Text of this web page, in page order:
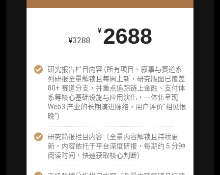
¥3288
¥ 2688
研究报告栏目内容 (所有项目、叙事与赛道系
列研报全量解锁且每周上新，研究版图已覆盖
80+ 赛道分支，并重点追踪链上金融、支付体
系等核心基础设施与应用演化，一体化呈现
Web3 产业的长期演进脉络，用户评价“相见恨
晚”)
研究简报栏目内容（全量内容解锁且持续更
新，内容依托于平台深度研报，每期约 5 分钟
阅读时间，快速获取核心判断）
26800
服)
机构增强研究包（在每期研报基础上，进一步
提供一页纸格局图、机构视角附录、结构化数
据集与定向持续追踪数据库，将研报内容沉淀
为可复用、可复核、可持续追踪的机构级研究
资产）
定制化研究服务（1次，课题/选题经审核通过
后，由业内享有盛誉的研究团队为你开展专项
研究，并交付一份完整研究报告）